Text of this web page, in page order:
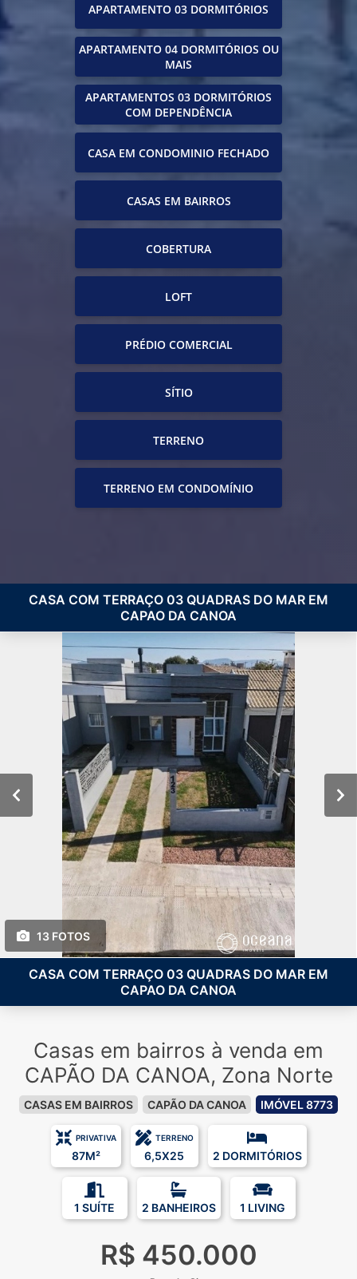
APARTAMENTO 03 DORMITÓRIOS
APARTAMENTO 04 DORMITÓRIOS OU
MAIS
APARTAMENTOS 03 DORMITÓRIOS
COM DEPENDÊNCIA
CASA EM CONDOMINIO FECHADO
CASAS EM BAIRROS
COBERTURA
LOFT
PRÉDIO COMERCIAL
SÍTIO
TERRENO
TERRENO EM CONDOMÍNIO
CASA COM TERRAÇO 03 QUADRAS DO MAR EM
CAPAO DA CANOA
13 FOTOS
CASA COM TERRAÇO 03 QUADRAS DO MAR EM
CAPAO DA CANOA
Casas em bairros à venda em
CAPÃO DA CANOA, Zona Norte
CASAS EM BAIRROS CAPÃO DA CANOA IMÓVEL 8773
PRIVATIVA
87M²
TERRENO
6,5X25 2 DORMITÓRIOS
1 SUÍTE 2 BANHEIROS 1 LIVING
R$ 450.000